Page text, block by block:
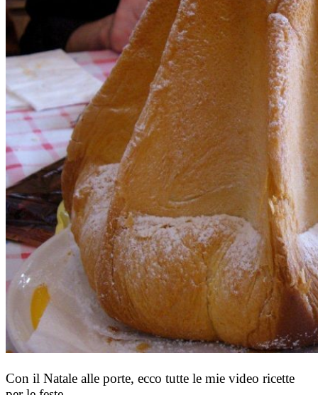
Con il Natale alle porte, ecco tutte le mie video ricette